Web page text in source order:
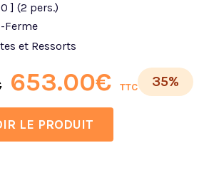
] (2 pers.)
Ferme
et Ressorts
653.00€ TTC 35%
LE PRODUIT